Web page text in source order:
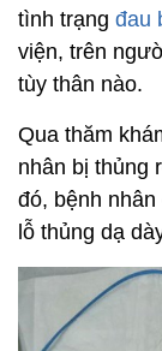
tình trạng đau
viện, trên
tùy thân nào.
Qua thăm
nhân bị thủng
đó, bệnh
lỗ thủng dạ